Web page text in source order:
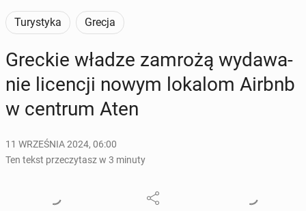
Turystyka Grecja
Greckie władze zamrożą wy­da­wa­
nie li­cen­cji nowym lokalom Airbnb
w centrum Aten
11 WRZEŚNIA 2024, 06:00
Ten tekst przeczytasz w 3 minuty